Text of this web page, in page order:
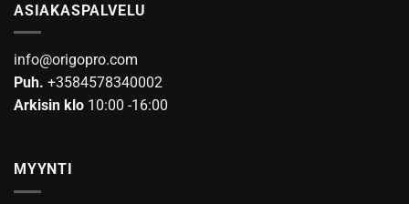
ASIAKASPALVELU
info@origopro.com
Puh. +3584578340002
Arkisin klo 10:00 -16:00
MYYNTI